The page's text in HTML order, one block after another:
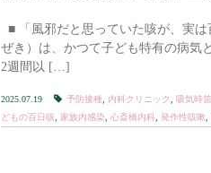
■ 「風邪だと思っていた咳が、実
ぜき）は、かつて子ども特有の病気
2週間以 […]
2025.07.19 予防接種 内科クリニック 吸気時
どもの百日咳 家族内感染 心斎橋内科 発作性咳嗽